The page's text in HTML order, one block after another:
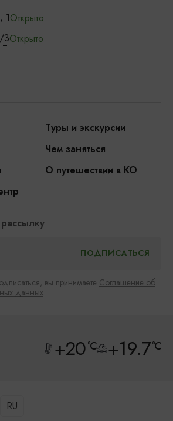
1Открыто
3Открыто
Туры и экскурсии
Чем заняться
О путешествии в КО
вы принимаете Соглашение об
данных
+20°C +19.7°C
RU